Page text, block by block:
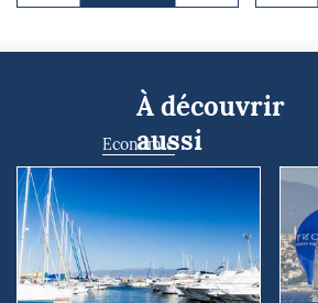
À découvrir
aussi
Economie